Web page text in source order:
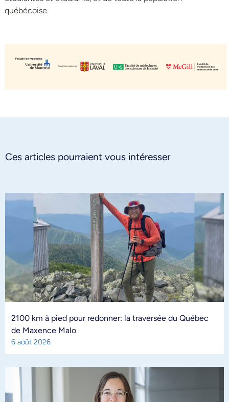
québécoise.
Ces articles pourraient vous intéresser
2100 km à pied pour redonner: la traversée du Québec
de Maxence Malo
6 août 2026